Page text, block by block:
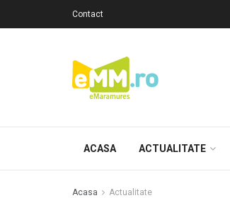
Contact
ACASA ACTUALITATE
Acasa Actualitate